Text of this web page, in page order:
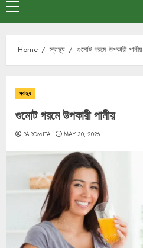
Primary
Menu
Home স্বাস্থ্য গুমোট গরমে উপকারী পানীয়
স্বাস্থ্য
গুমোট গরমে উপকারী পানীয়
PAROMITA MAY 30, 2026